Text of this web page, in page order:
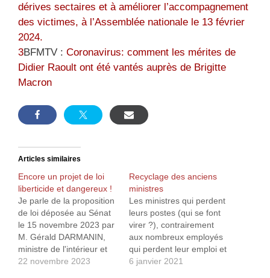
dérives sectaires et à améliorer l’accompagnement
des victimes, à l’Assemblée nationale le 13 février
2024.
3BFMTV : Coronavirus: comment les mérites de
Didier Raoult ont été vantés auprès de Brigitte
Macron
Articles similaires
Encore un projet de loi
liberticide et dangereux !
Je parle de la proposition
de loi déposée au Sénat
le 15 novembre 2023 par
M. Gérald DARMANIN,
ministre de l'intérieur et
des outre-mer et Mme
22 novembre 2023
Recyclage des anciens
ministres
Les ministres qui perdent
leurs postes (qui se font
virer ?), contrairement
aux nombreux employés
qui perdent leur emploi et
se retrouve à pointer au
6 janvier 2021